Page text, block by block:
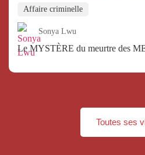
Affaire criminelle
Sonya Lwu
Le MYSTÈRE du meurtre des
Toutes ses